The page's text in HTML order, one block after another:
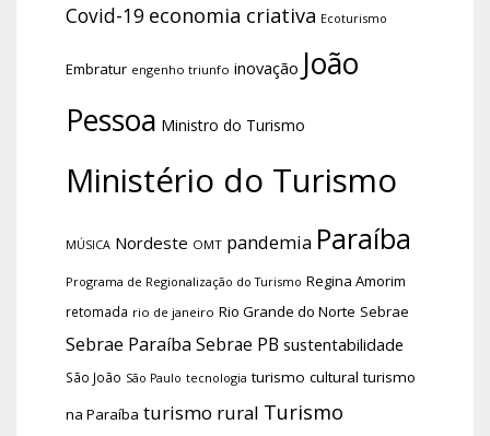
Covid-19 economia criativa Ecoturismo
Embratur engenho triunfo inovação João
Pessoa Ministro do Turismo
Ministério do Turismo
MÚSICA Nordeste OMT pandemia Paraíba
Programa de Regionalização do Turismo Regina Amorim
retomada rio de janeiro Rio Grande do Norte Sebrae
Sebrae Paraíba Sebrae PB sustentabilidade
São João São Paulo tecnologia turismo cultural turismo
na Paraíba turismo rural Turismo